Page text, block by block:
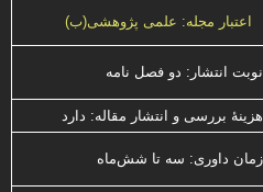
اعتبار مجله: علمی پژوهشی(ب)
نوبت انتشار: دو فصل نامه
هزینۀ بررسی و انتشار مقاله: دارد
زمان داوری: سه تا شش‌ماه